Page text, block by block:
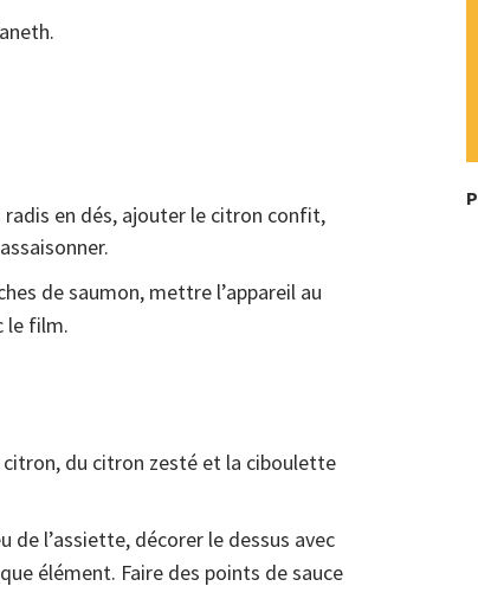
radis en dés, ajouter le citron confit,
de saumon, mettre l’appareil au
le film.
citron, du citron zesté et la ciboulette
de l’assiette, décorer le dessus avec
élément. Faire des points de sauce